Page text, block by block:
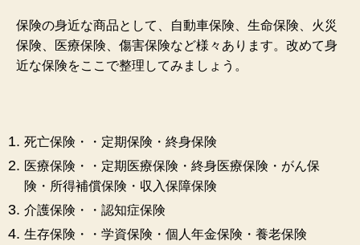
保険の身近な商品として、自動車保険、生命保険、火災
保険、医療保険、傷害保険など様々あります。改めて身
近な保険をここで整理してみましょう。
死亡保険・・定期保険・終身保険
医療保険・・定期医療保険・終身医療保険・がん保
険・所得補償保険・収入保障保険
介護保険・・認知症保険
生存保険・・学資保険・個人年金保険・養老保険